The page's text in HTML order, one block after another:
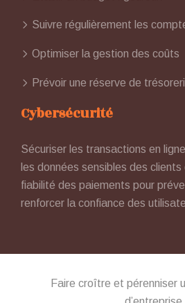
Suivre régulièrement les
Optimiser la gestion des coûts
Prévoir une réserve de
Cybersécurité
Sécuriser les transactions en
les données sensibles des
fiabilité des paiements pour
renforcer la confiance des
Faire croître et pérenniser